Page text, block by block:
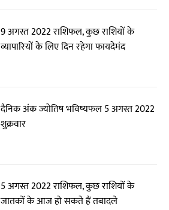
9 अगस्त 2022 राशिफल, कुछ राशियों के
व्यापारियों के लिए दिन रहेगा फायदेमंद
दैनिक अंक ज्योतिष भविष्यफल 5 अगस्त 2022
शुक्रवार
5 अगस्त 2022 राशिफल, कुछ राशियों के
जातकों के आज हो सकते हैं तबादले